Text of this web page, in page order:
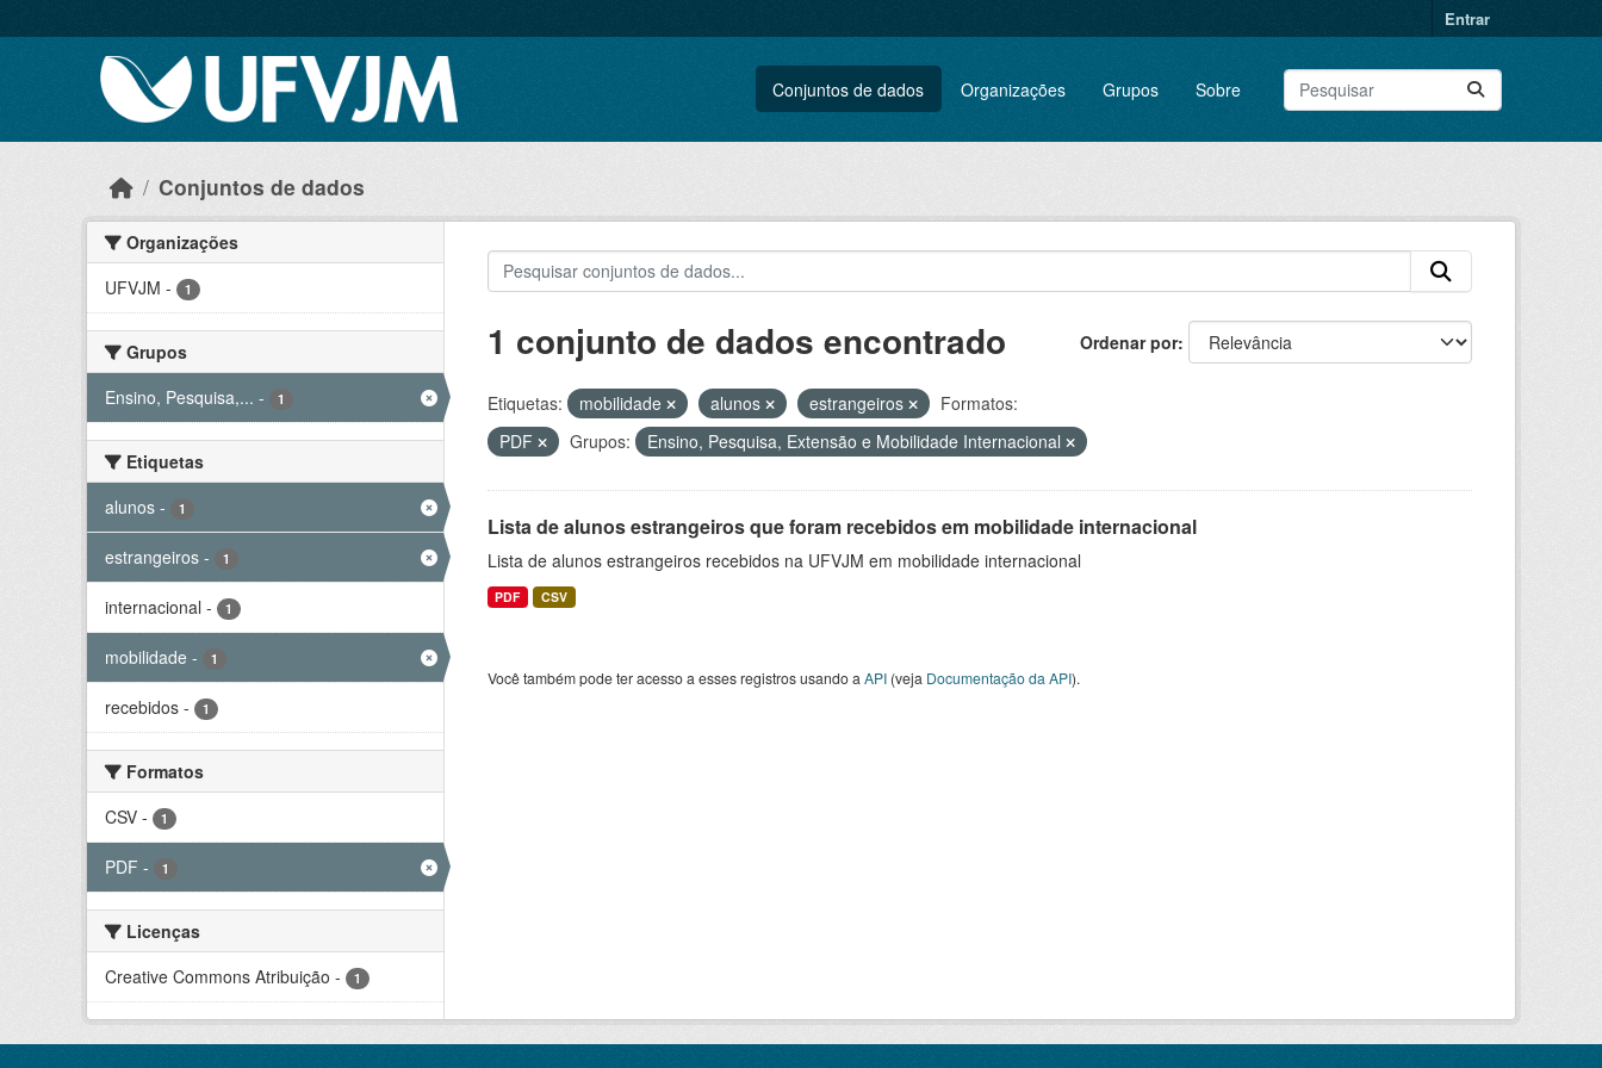
Entrar
Conjuntos de dados Organizações Grupos Sobre
Conjuntos de dados
Organizações
UFVJM - 1
Grupos
Ensino, Pesquisa,... - 1
Etiquetas
alunos - 1
estrangeiros - 1
internacional - 1
mobilidade - 1
recebidos - 1
Formatos
CSV - 1
PDF - 1
Licenças
Creative Commons Atribuição - 1
Ordenar por
1 conjunto de dados encontrado
Etiquetas: mobilidade alunos estrangeiros
Formatos:
PDF
Grupos: Ensino, Pesquisa, Extensão e Mobilidade Internacional
Lista de alunos estrangeiros que foram recebidos em mobilidade internacional
Lista de alunos estrangeiros recebidos na UFVJM em mobilidade internacional
PDF CSV
Você também pode ter acesso a esses registros usando a API(veja Documentação da API).